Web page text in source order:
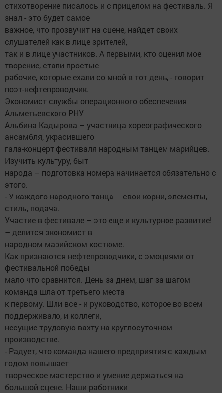
стихотворение писалось и с прицелом на фестиваль. Я
знал - это будет самое
важное, что прозвучит на сцене, найдет своих
слушателей как в лице зрителей,
так и в лице участников. А первыми, кто оценил мое
творение, стали простые
рабочие, которые ехали со мной в тот день, - говорит
поэт-нефтепроводчик.
Экономист службы операционного обеспечения
Альметьевского РНУ
Альбина Кадырова – участница хореографического
ансамбля, украсившего
гала-концерт фестиваля народным танцем марийцев.
Изучить культуру, быт
народа – подготовка номера начинается обязательно с
этого.
- У каждого народного танца – свои корни, элементы,
стиль, подача.
Участие в фестивале – это еще и культурное развитие!
– делится экономист в
народном марийском костюме.
Как признаются нефтепроводчики, с эмоциями от
фестивальной победы
мало что сравнится. День за днем, шаг за шагом
команда шла от третьего места
к первому. Шли все - и руководство, которое во всем
поддерживало, и коллеги,
несущие трудовую вахту на круглосуточном
производстве.
- Радует, что команда нашего предприятия с каждым
годом повышает
творческое мастерство и умение держаться на
большой сцене. Наши работники